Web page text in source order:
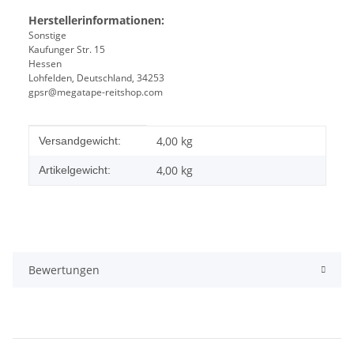
Herstellerinformationen:
Sonstige
Kaufunger Str. 15
Hessen
Lohfelden, Deutschland, 34253
gpsr@megatape-reitshop.com
Produkteigenschaft
Wert
Versandgewicht: 4,00 kg
Artikelgewicht: 4,00 kg
Bewertungen